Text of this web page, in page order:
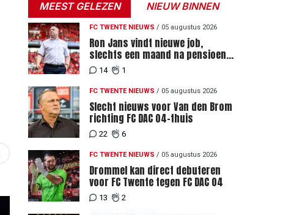
MEEST GELEZEN NIEUW BINNEN
FC TWENTE NIEUWS / 05 augustus 2026
Ron Jans vindt nieuwe job,
slechts een maand na pensioen
als hoofdtrainer
14 1
FC TWENTE NIEUWS / 05 augustus 2026
Slecht nieuws voor Van den Brom
richting FC DAC 04-thuis
22 6
FC TWENTE NIEUWS / 05 augustus 2026
Drommel kan direct debuteren
voor FC Twente tegen FC DAC 04
13 2